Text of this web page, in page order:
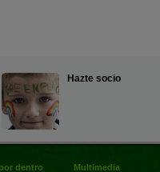
Hazte socio
dentro Multimedia